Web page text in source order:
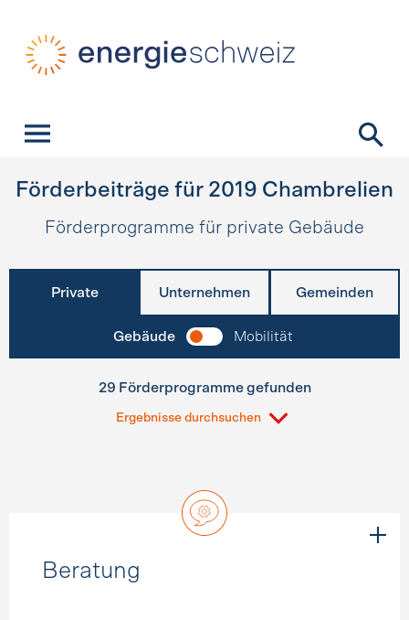
Förderbeiträge für 2019 Chambrelien
Förderprogramme für private Gebäude
Private Unternehmen Gemeinden
Gebäude Mobilität
29 Förderprogramme gefunden
Ergebnisse durchsuchen
Beratung